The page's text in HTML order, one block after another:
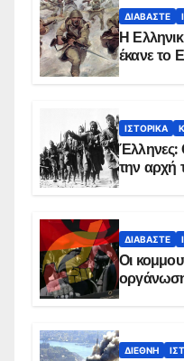
ΔΙΑΒΆΣΤΕ
Η
έκανε το
ΙΣΤΟΡΙΚΆ
Έλληνες:
την αρχή
ΔΙΑΒΆΣΤΕ
Οι
ΔΙΕΘΝΉ